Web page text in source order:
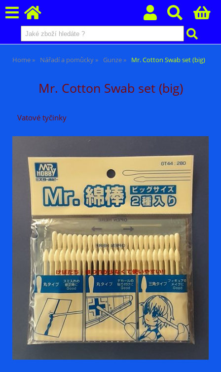
Home Nářadí a pomůcky Gunze Mr. Cotton Swab set (big)
Mr. Cotton Swab set (big)
Vatové tyčinky